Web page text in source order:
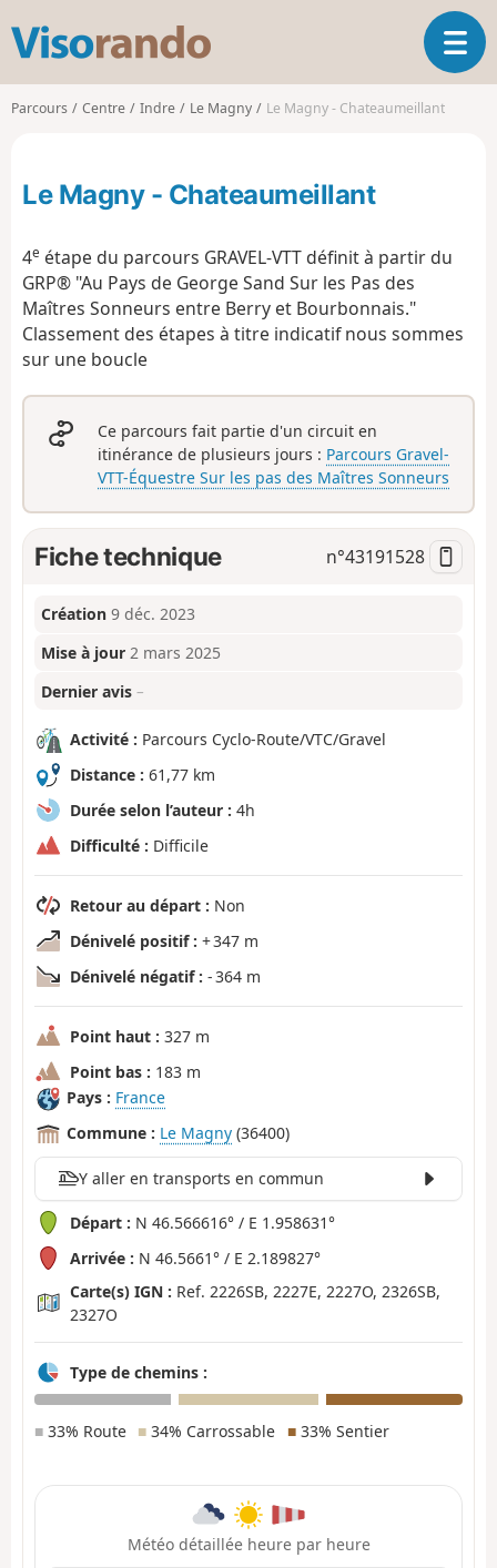
s
o
d
O
u
g
i
Parcours Centre Indre Le Magny Le Magny - Chateaumeillant
Le Magny - Chateaumeillant
4e étape du parcours GRAVEL-VTT définit à partir du
GRP® "Au Pays de George Sand Sur les Pas des
Maîtres Sonneurs entre Berry et Bourbonnais."
Classement des étapes à titre indicatif nous sommes
sur une boucle
Ce parcours fait partie d'un circuit en
itinérance de plusieurs jours : Parcours Gravel-
VTT-Équestre Sur les pas des Maîtres Sonneurs
Fiche technique n°43191528
Création 9 déc. 2023
Mise à jour 2 mars 2025
Dernier avis –
Activité : Parcours Cyclo-Route/VTC/Gravel
Distance : 61,77 km
Durée selon l’auteur : 4h
Difficulté : Difficile
Retour au départ : Non
Dénivelé positif : + 347 m
Dénivelé négatif : - 364 m
Point haut : 327 m
Point bas : 183 m
Pays : France
Commune : Le Magny (36400)
Y aller en transports en commun
Départ : N 46.566616° / E 1.958631°
Arrivée : N 46.5661° / E 2.189827°
Carte(s) IGN : Ref. 2226SB, 2227E, 2227O, 2326SB,
2327O
Type de chemins :
■ 33% Route ■ 34% Carrossable ■33% Sentier
Météo détaillée heure par heure